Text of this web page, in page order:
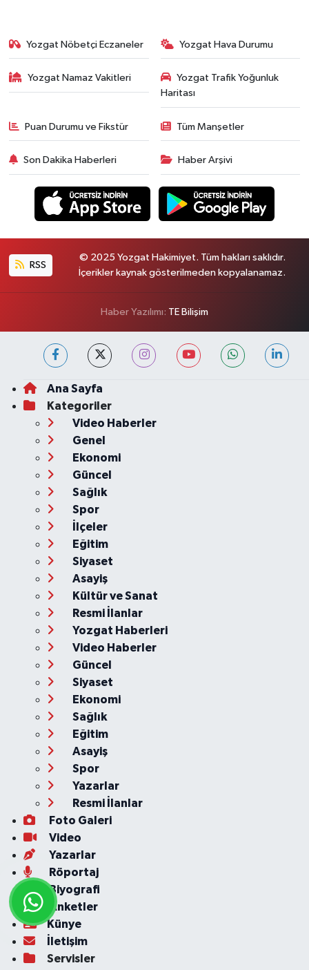
Yozgat Nöbetçi Eczaneler Yozgat Hava Durumu
Yozgat Namaz Vakitleri
Yozgat Trafik Yoğunluk
Haritası
Puan Durumu ve Fikstür Tüm Manşetler
Son Dakika Haberleri Haber Arşivi
RSS
© 2025 Yozgat Hakimiyet. Tüm hakları saklıdır.
İçerikler kaynak gösterilmeden kopyalanamaz.
Haber Yazılımı: TE Bilişim
Ana Sayfa
Kategoriler
Video Haberler
Genel
Ekonomi
Güncel
Sağlık
Spor
İlçeler
Eğitim
Siyaset
Asayiş
Kültür ve Sanat
Resmi İlanlar
Yozgat Haberleri
Video Haberler
Güncel
Siyaset
Ekonomi
Sağlık
Eğitim
Asayiş
Spor
Yazarlar
Resmi İlanlar
Foto Galeri
Video
Yazarlar
Röportaj
Biyografi
Anketler
Künye
İletişim
Servisler